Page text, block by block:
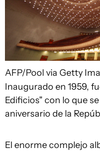
AFP/Pool via Getty
Inaugurado en 1959,
Edificios" con lo que
aniversario de la
El enorme complejo